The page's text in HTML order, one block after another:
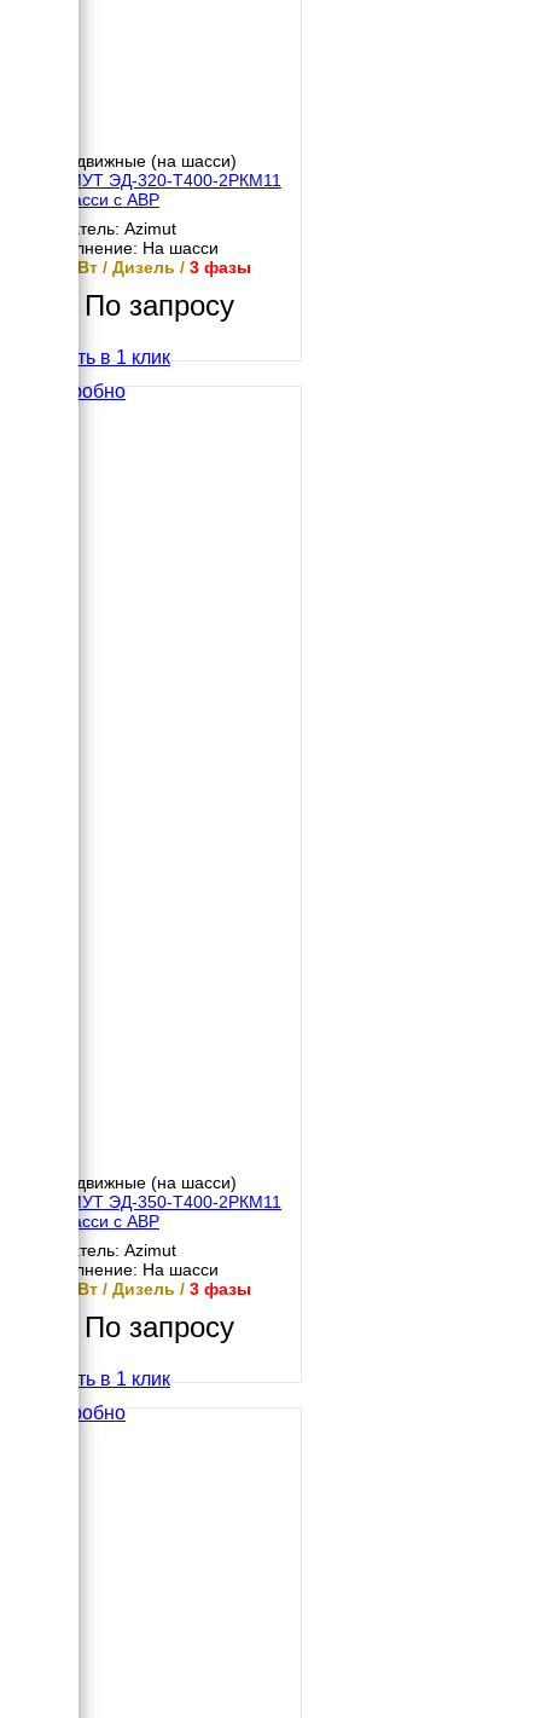
Передвижные (на шасси)
АЗИМУТ ЭД-320-Т400-2РКМ11
на шасси с АВР
Двигатель: Azimut
Исполнение: На шасси
320 кВт / Дизель / 3 фазы
По запросу
Купить в 1 клик
Подробно
Передвижные (на шасси)
АЗИМУТ ЭД-350-Т400-2РКМ11
на шасси с АВР
Двигатель: Azimut
Исполнение: На шасси
350 кВт / Дизель / 3 фазы
По запросу
Купить в 1 клик
Подробно